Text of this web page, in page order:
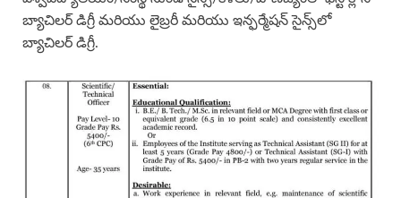
బ్యాచిలర్ డిగ్రీ మరియు లైబ్రరీ మరియు ఇన్ఫర్మేషన్ సైన్స్‌లో
బ్యాచిలర్ డిగ్రీ.